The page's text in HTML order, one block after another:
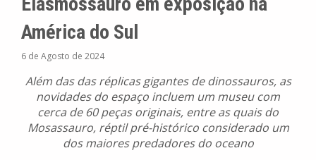
América do Sul
6 de Agosto de 2024
Além das das réplicas gigantes de dinossauros, as
novidades do espaço incluem um museu com
cerca de 60 peças originais, entre as quais do
Mosassauro, réptil pré-histórico considerado um
dos maiores predadores do oceano